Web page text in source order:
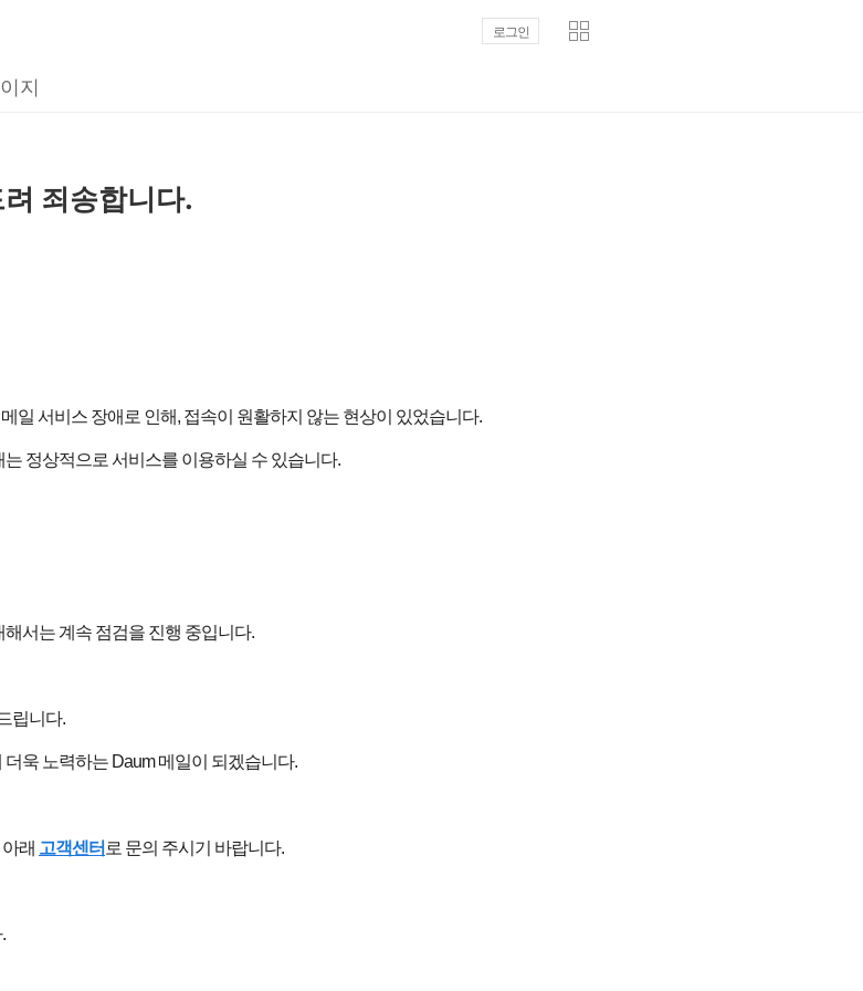
로그인
지
죄송합니다.
일 서비스 장애로 인해, 접속이 원활하지 않는 현상이 있었습니다.
정상적으로 서비스를 이용하실 수 있습니다.
서는 계속 점검을 진행 중입니다.
립니다.
욱 노력하는 Daum 메일이 되겠습니다.
래 고객센터 로 문의 주시기 바랍니다.